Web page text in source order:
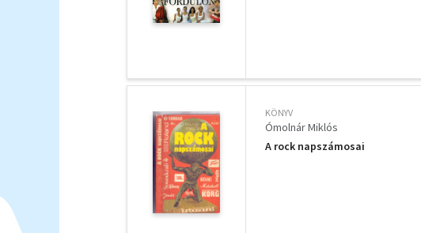
KÖNYV
Ómolnár Miklós
A rock napszámosai